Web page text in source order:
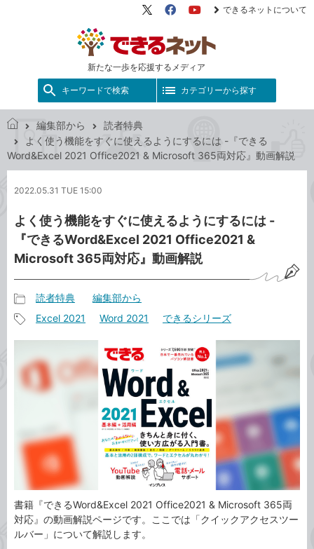
新たな一歩を応援するメディア
X（旧
FacebookYouTube
できるネットについて
キーワードで検索 カテゴリーから探す
き
ッ
編集部から
読者特典
よく使う機能をすぐに使えるようにするには -『できる
Word&Excel 2021 Office2021 & Microsoft 365両対応』動画解説
2022.05.31 TUE 15:00
よく使う機能をすぐに使えるようにするには -
『できるWord&Excel 2021 Office2021 &
Microsoft 365両対応』動画解説
事
カ
テ
ゴ
リ
読者特典 編集部から
タ
グ
Excel 2021 Word 2021 できるシリーズ
書籍『できるWord&Excel 2021 Office2021 & Microsoft 365両
対応』の動画解説ページです。ここでは「クイックアクセスツー
ルバー」について解説します。